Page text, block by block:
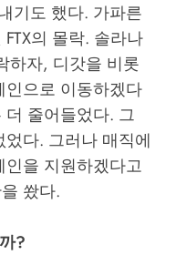
기도 했다. 가파른
의 몰락. 솔라나
하자, 디갓을 비롯
으로 이동하겠다
줄어들었다. 그
다. 그러나 매직에
을 지원하겠다고
쐈다.
?